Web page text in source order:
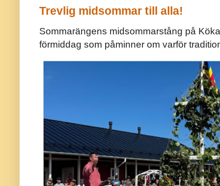
Trevlig midsommar till alla!
Sommarängens midsommarstång på
förmiddag som påminner om varför